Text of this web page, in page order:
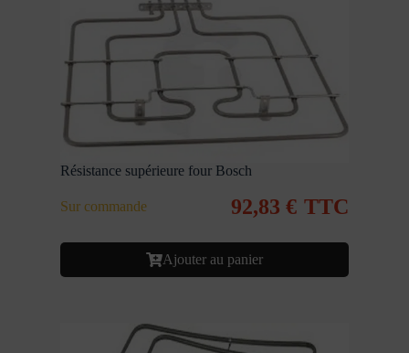
Résistance supérieure four Bosch
Sur commande 92,83 € TTC
Ajouter au panier